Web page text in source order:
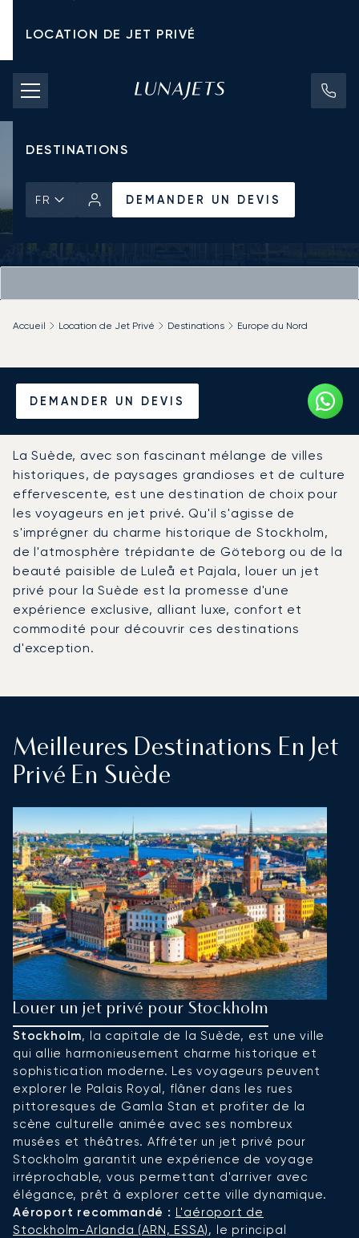
LOCATION DE JET PRIVÉ
TARIFS D'AFFRÈTEMENT
JETS PRIVÉS
DESTINATIONS
FR DEMANDER UN DEVIS
DEMANDER UN DEVIS
Accueil Location de Jet Privé Destinations Europe du Nord
Louer un Jet Privé depuis et
vers la Suède
La Suède, avec son fascinant mélange de villes
historiques, de paysages grandioses et de culture
effervescente, est une destination de choix pour
les voyageurs en jet privé. Qu'il s'agisse de
s'imprégner du charme historique de Stockholm,
de l'atmosphère trépidante de Göteborg ou de la
beauté paisible de Luleå et Pajala, louer un jet
privé pour la Suède est la promesse d'une
expérience exclusive, alliant luxe, confort et
commodité pour découvrir ces destinations
d'exception.
Meilleures Destinations En Jet
Privé En Suède
Louer un jet privé pour Stockholm
Stockholm, la capitale de la Suède, est une ville
qui allie harmonieusement charme historique et
sophistication moderne. Les voyageurs peuvent
explorer le Palais Royal, flâner dans les rues
pittoresques de Gamla Stan et profiter de la
scène culturelle animée avec ses nombreux
musées et théâtres. Affréter un jet privé pour
Stockholm garantit une expérience de voyage
irréprochable, vous permettant d'arriver avec
élégance, prêt à explorer cette ville dynamique.
Aéroport recommandé : L'aéroport de
Stockholm-Arlanda (ARN, ESSA), le principal